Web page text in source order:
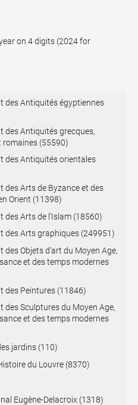
on 4 digits (2024 for
des Antiquités égyptiennes
des Antiquités grecques,
romaines (55590)
des Antiquités orientales
des Arts de Byzance et des
Orient (11398)
des Arts de l'Islam (18560)
des Arts graphiques (249951)
des Objets d'art du Moyen Age,
et des temps modernes
des Peintures (11846)
des Sculptures du Moyen Age,
et des temps modernes
jardins (110)
du Louvre (8370)
Eugène-Delacroix (1318)